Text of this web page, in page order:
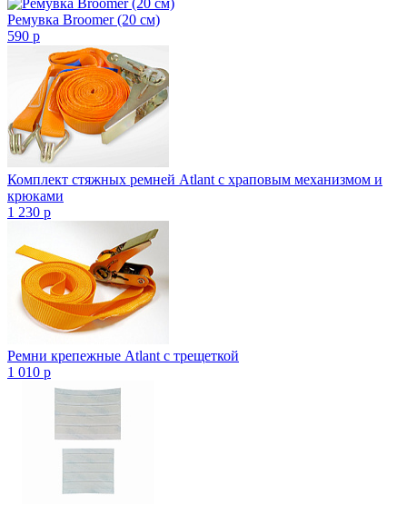
Ремувка Broomer (20 см)
590 p
Комплект стяжных ремней Atlant с храповым механизмом и
крюками
1 230 p
Ремни крепежные Atlant с трещеткой
1 010 p